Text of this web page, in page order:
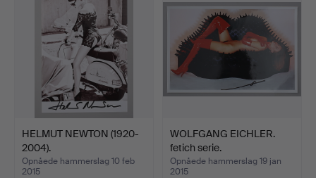
HELMUT NEWTON (1920-
2004).
Opnåede hammerslag 10 feb
2015
WOLFGANG EICHLER.
fetich serie.
Opnåede hammerslag 19 jan
2015